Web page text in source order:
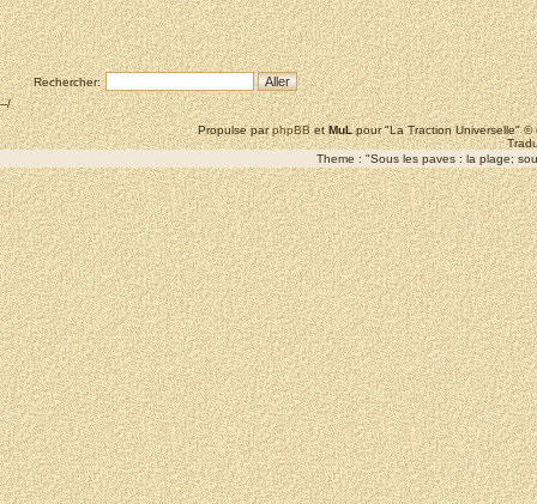
Rechercher:
--/
Propulse parphpBBetMuLpour "La Traction Universelle"
Theme : "Sous les paves : la plage;